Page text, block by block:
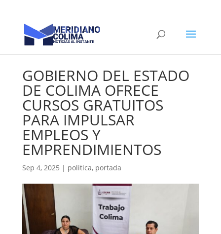
GOBIERNO DEL ESTADO
DE COLIMA OFRECE
CURSOS GRATUITOS
PARA IMPULSAR
EMPLEOS Y
EMPRENDIMIENTOS
Sep 4, 2025 | politica, portada